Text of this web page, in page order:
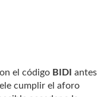
el código BIDI antes
cumplir el aforo